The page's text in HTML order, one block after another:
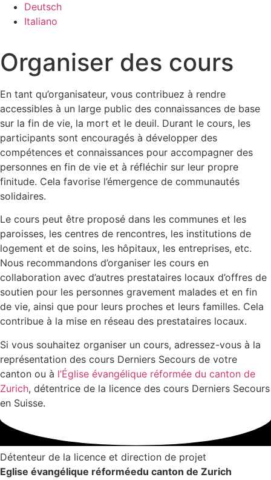
Deutsch
Italiano
Organiser des cours
En tant qu’organisateur, vous contribuez à rendre
accessibles à un large public des connaissances de base
sur la fin de vie, la mort et le deuil. Durant le cours, les
participants sont encouragés à développer des
compétences et connaissances pour accompagner des
personnes en fin de vie et à réfléchir sur leur propre
finitude. Cela favorise l’émergence de communautés
solidaires.
Le cours peut être proposé dans les communes et les
paroisses, les centres de rencontres, les institutions de
logement et de soins, les hôpitaux, les entreprises, etc.
Nous recommandons d’organiser les cours en
collaboration avec d’autres prestataires locaux d’offres de
soutien pour les personnes gravement malades et en fin
de vie, ainsi que pour leurs proches et leurs familles. Cela
contribue à la mise en réseau des prestataires locaux.
Si vous souhaitez organiser un cours, adressez-vous à la
représentation des cours Derniers Secours de votre
canton ou à l’Église évangélique réformée du canton de
Zurich, détentrice de la licence des cours Derniers Secours
en Suisse.
Détenteur de la licence et direction de projet
Eglise évangélique réforméedu canton de Zurich